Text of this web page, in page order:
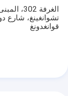
تشوانغينغ، شارع
قوانغدونغ